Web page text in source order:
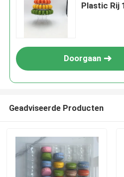
Plastic Rij
Doorgaan
Geadviseerde Producten